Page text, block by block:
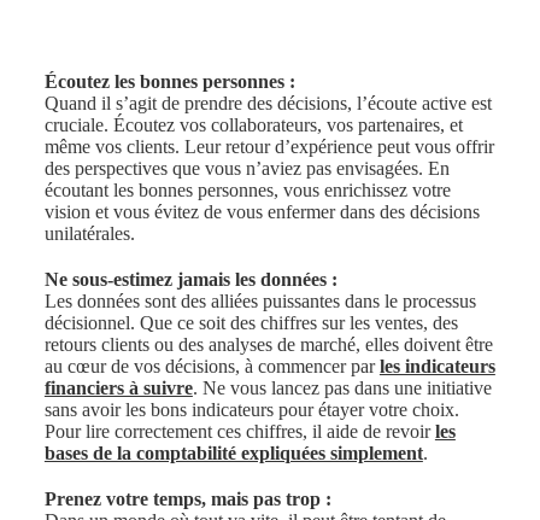
Écoutez les bonnes personnes :
Quand il s’agit de prendre des décisions, l’écoute active est
cruciale. Écoutez vos collaborateurs, vos partenaires, et
même vos clients. Leur retour d’expérience peut vous offrir
des perspectives que vous n’aviez pas envisagées. En
écoutant les bonnes personnes, vous enrichissez votre
vision et vous évitez de vous enfermer dans des décisions
unilatérales.
Ne sous-estimez jamais les données :
Les données sont des alliées puissantes dans le processus
décisionnel. Que ce soit des chiffres sur les ventes, des
retours clients ou des analyses de marché, elles doivent être
au cœur de vos décisions, à commencer parles indicateurs
financiers à suivre. Ne vous lancez pas dans une initiative
sans avoir les bons indicateurs pour étayer votre choix.
Pour lire correctement ces chiffres, il aide de revoirles
bases de la comptabilité expliquées simplement.
Prenez votre temps, mais pas trop :